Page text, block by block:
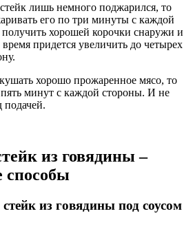
лишь немного поджарился, то
его по три минуты с каждой
хорошей корочки снаружи и
придется увеличить до четырех
хорошо прожаренное мясо, то
минут с каждой стороны. И не
подачей.
из говядины –
способы
из говядины под соусом